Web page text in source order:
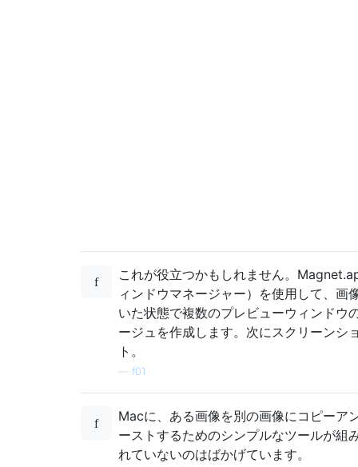
これが役立つかもしれません。
ィンドウマネージャー）を使用して、画
いた状態で複数のプレビューウィンドウ
ージュを作成します。次にスクリーンシ
ト。
f01
Macに、ある画像を別の画像にコピーア
ーストするためのシンプルなツールが組
れていないのはばかげています。